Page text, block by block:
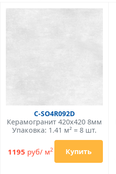
C-SO4R092D
Керамогранит 420x420 8мм
Упаковка: 1.41 м² = 8 шт.
1195 руб/ м2 Купить